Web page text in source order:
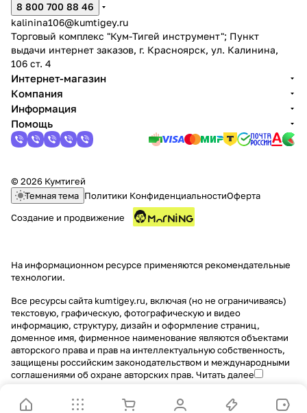
8 800 700 88 46
kalinina106@kumtigey.ru
Торговый комплекс "Кум-Тигей инструмент"; Пункт
выдачи интернет заказов, г. Красноярск, ул. Калинина,
106 ст. 4
Интернет-магазин
Компания
Информация
Помощь
© 2026 Кумтигей
Темная тема Политики КонфиденциальностиОферта
Создание и продвижение
На информационном ресурсе применяются рекомендательные
технологии.
Все ресурсы сайта kumtigey.ru, включая (но не ограничиваясь)
текстовую, графическую, фотографическую и видео
информацию, структуру, дизайн и оформление страниц,
доменное имя, фирменное наименование являются объектами
авторского права и прав на интеллектуальную собственность,
защищены российским законодательством и международными
соглашениями об охране авторских прав. Читать далее
раз в 2 недели